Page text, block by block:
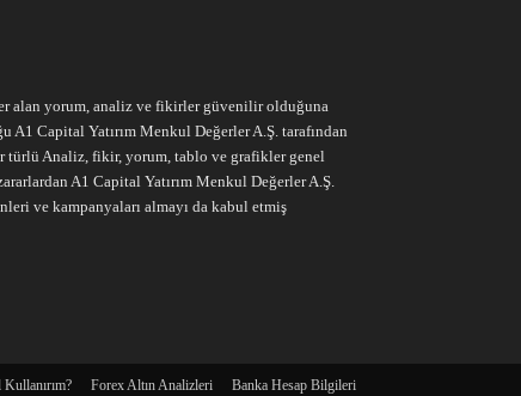
alan yorum, analiz ve fikirler güvenilir olduğuna
Capital Yatırım Menkul Değerler A.Ş. tarafından
türlü Analiz, fikir, yorum, tablo ve grafikler genel
A1 Capital Yatırım Menkul Değerler A.Ş.
ve kampanyaları almayı da kabul etmiş
Kullanırım? Forex Altın Analizleri Banka Hesap Bilgileri